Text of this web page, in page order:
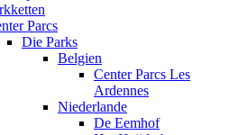
Parcs
Die Parks
Belgien
Center Parcs Les
Ardennes
Niederlande
De Eemhof